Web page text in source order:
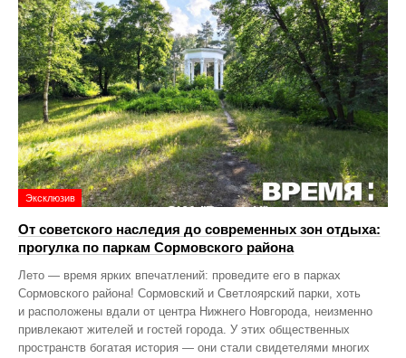
Эксклюзив
От советского наследия до современных зон отдыха:
прогулка по паркам Сормовского района
Лето — время ярких впечатлений: проведите его в парках
Сормовского района! Сормовский и Светлоярский парки, хоть
и расположены вдали от центра Нижнего Новгорода, неизменно
привлекают жителей и гостей города. У этих общественных
пространств богатая история — они стали свидетелями многих